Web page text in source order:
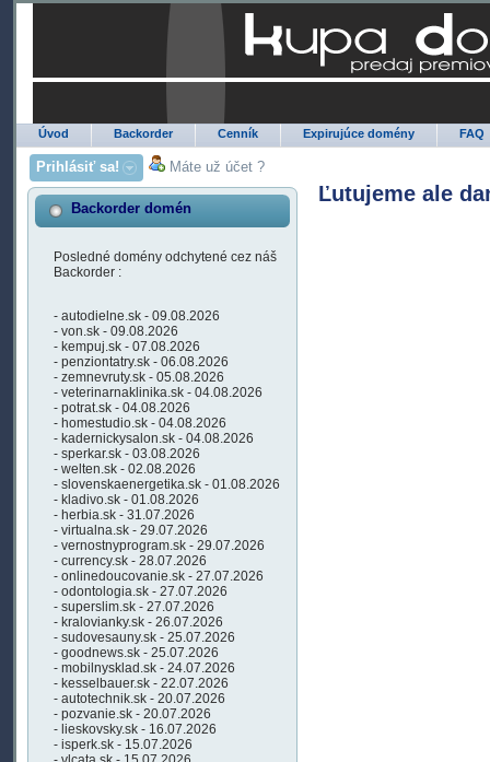
Úvod Backorder Cenník Expirujúce domény FAQ
Prihlásiť sa! Máte už účet ?
Backorder domén
Posledné domény odchytené cez náš
Backorder :
- autodielne.sk - 09.08.2026
- von.sk - 09.08.2026
- kempuj.sk - 07.08.2026
- penziontatry.sk - 06.08.2026
- zemnevruty.sk - 05.08.2026
- veterinarnaklinika.sk - 04.08.2026
- potrat.sk - 04.08.2026
- homestudio.sk - 04.08.2026
- kadernickysalon.sk - 04.08.2026
- sperkar.sk - 03.08.2026
- welten.sk - 02.08.2026
- slovenskaenergetika.sk - 01.08.2026
- kladivo.sk - 01.08.2026
- herbia.sk - 31.07.2026
- virtualna.sk - 29.07.2026
- vernostnyprogram.sk - 29.07.2026
- currency.sk - 28.07.2026
- onlinedoucovanie.sk - 27.07.2026
- odontologia.sk - 27.07.2026
- superslim.sk - 27.07.2026
- kralovianky.sk - 26.07.2026
- sudovesauny.sk - 25.07.2026
- goodnews.sk - 25.07.2026
- mobilnysklad.sk - 24.07.2026
- kesselbauer.sk - 22.07.2026
- autotechnik.sk - 20.07.2026
- pozvanie.sk - 20.07.2026
- lieskovsky.sk - 16.07.2026
- isperk.sk - 15.07.2026
Ľutujeme ale